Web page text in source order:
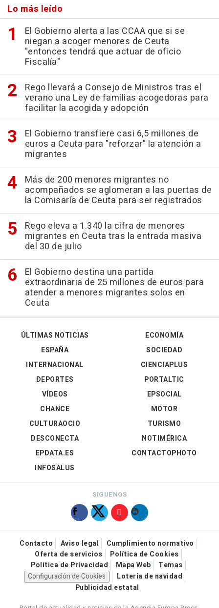
Lo más leído
El Gobierno alerta a las CCAA que si se
niegan a acoger menores de Ceuta
"entonces tendrá que actuar de oficio
Fiscalía"
Rego llevará a Consejo de Ministros tras el
verano una Ley de familias acogedoras para
facilitar la acogida y adopción
El Gobierno transfiere casi 6,5 millones de
euros a Ceuta para "reforzar" la atención a
migrantes
Más de 200 menores migrantes no
acompañados se aglomeran a las puertas de
la Comisaría de Ceuta para ser registrados
Rego eleva a 1.340 la cifra de menores
migrantes en Ceuta tras la entrada masiva
del 30 de julio
El Gobierno destina una partida
extraordinaria de 25 millones de euros para
atender a menores migrantes solos en
Ceuta
ÚLTIMAS NOTICIAS
ESPAÑA
INTERNACIONAL
DEPORTES
VÍDEOS
ECONOMÍA
SOCIEDAD
CIENCIAPLUS
PORTALTIC
EPSOCIAL
CHANCE
CULTURAOCIO
DESCONECTA
EPDATA.ES
INFOSALUS
MOTOR
TURISMO
NOTIMÉRICA
CONTACTOPHOTO
SÍGUENOS
Contacto Aviso legal
Cumplimiento normativo
Oferta de servicios
Política de Cookies
Política de Privacidad
Mapa Web
Temas
Configuración de Cookies
Loteria de navidad
Publicidad estatal